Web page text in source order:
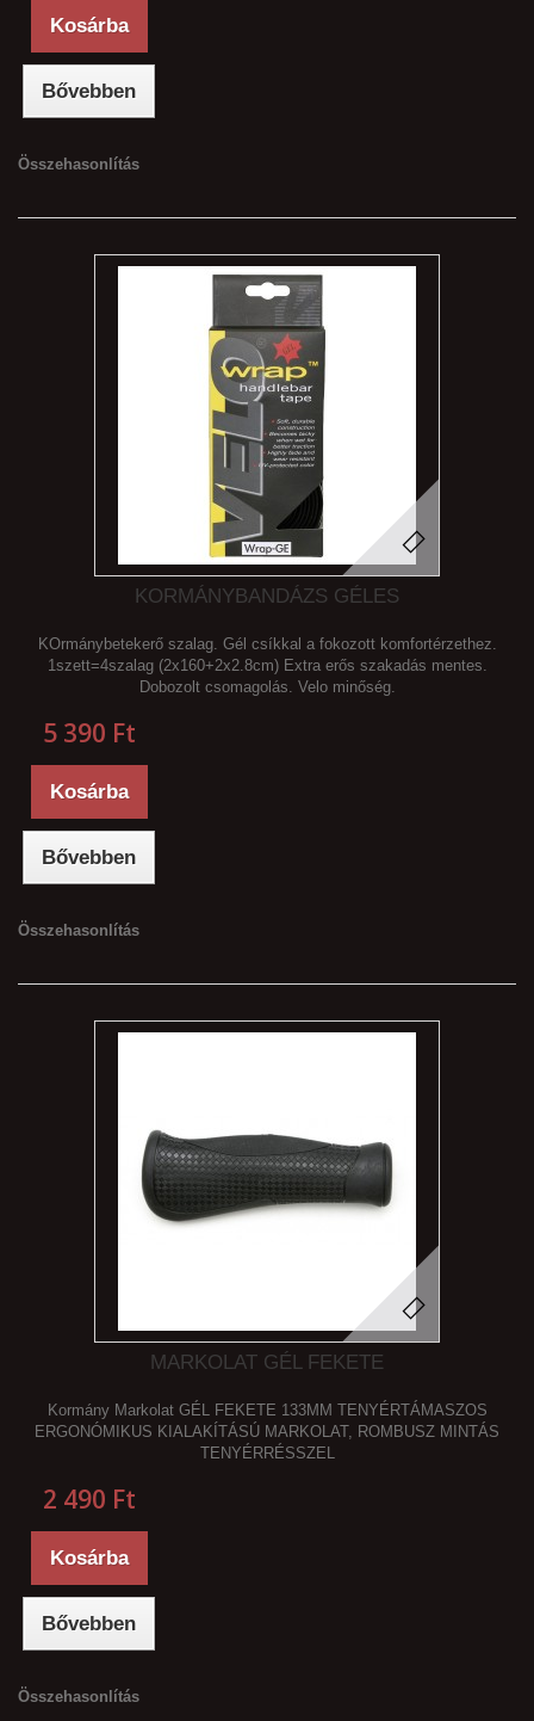
Kosárba
Bővebben
Összehasonlítás
KORMÁNYBANDÁZS GÉLES
KOrmánybetekerő szalag. Gél csíkkal a fokozott komfortérzethez.
1szett=4szalag (2x160+2x2.8cm) Extra erős szakadás mentes.
Dobozolt csomagolás. Velo minőség.
5 390 Ft‎
Kosárba
Bővebben
Összehasonlítás
MARKOLAT GÉL FEKETE
Kormány Markolat GÉL FEKETE 133MM TENYÉRTÁMASZOS
ERGONÓMIKUS KIALAKÍTÁSÚ MARKOLAT, ROMBUSZ MINTÁS
TENYÉRRÉSSZEL
2 490 Ft‎
Kosárba
Bővebben
Összehasonlítás